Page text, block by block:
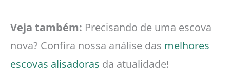
Veja também: Precisando de uma escova
nova? Confira nossa análise das melhores
escovas alisadoras da atualidade!